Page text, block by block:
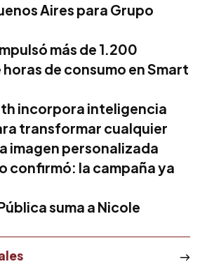
Aires para Grupo
más de 1.200
horas de consumo en Smart
incorpora inteligencia
transformar cualquier
imagen personalizada
confirmó: la campaña ya
suma a Nicole